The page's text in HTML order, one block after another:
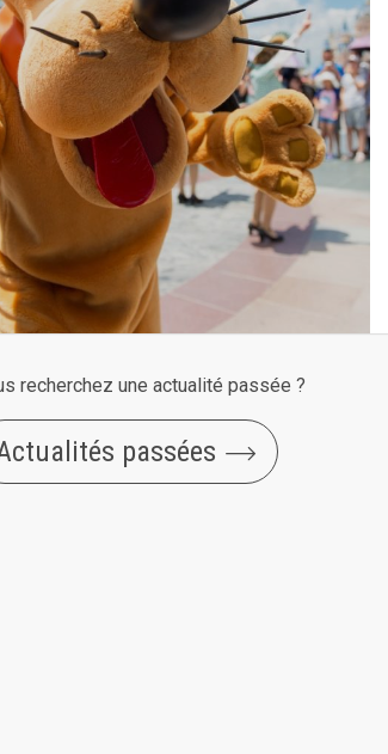
recherchez une actualité passée ?
passées